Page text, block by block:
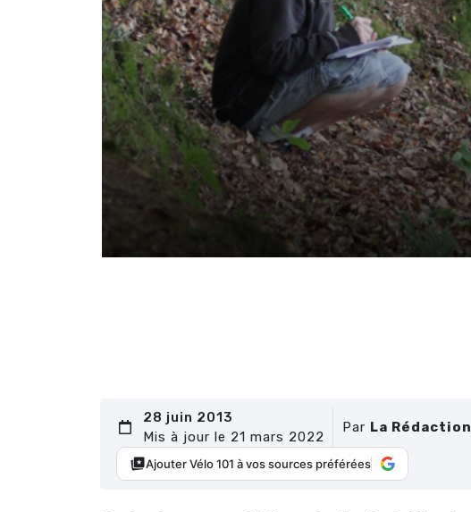
28 juin 2013
Mis à jour le 21 mars 2022
Par La Rédaction
Ajouter Vélo 101 à vos sources préférées